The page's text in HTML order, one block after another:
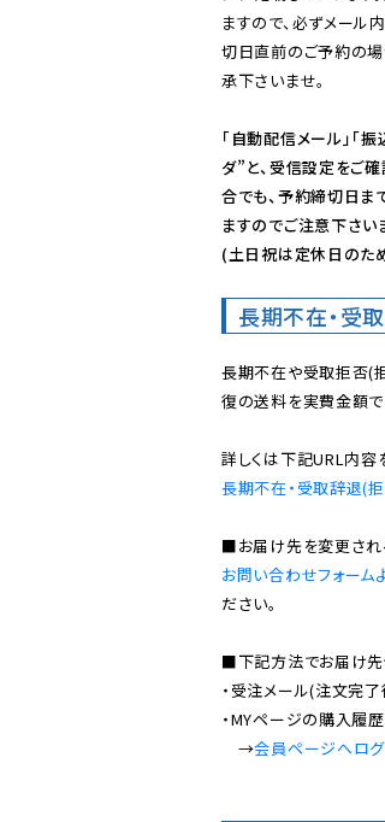
ますので、必ずメール
切日直前のご予約の場
承下さいませ。
「自動配信メール」「
ダ”と、受信設定をご
合でも、予約締切日ま
ますのでご注意下さい
(土日祝は定休日のた
長期不在・受
長期不在や受取拒否(
復の送料を実費金額で
長期不在・受取辞退(
お問い合わせフォーム
ださい。
■下記方法でお届け先
・受注メール(注文完
・MYページの購入履
→会員ページへロ